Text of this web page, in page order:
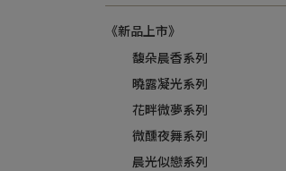
《新品上市》
馥朵晨香系列
曉露凝光系列
花畔微夢系列
微醺夜舞系列
晨光似戀系列